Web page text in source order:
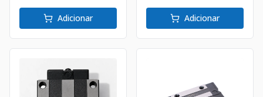
Adicionar Adicionar